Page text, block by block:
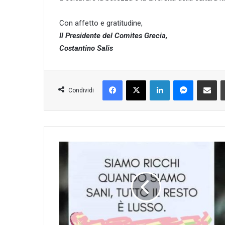
Con affetto e gratitudine,
Il Presidente del Comites Grecia,
Costantino Salis
Condividi
Facebook
X LinkedInMessenger
tua
la
della